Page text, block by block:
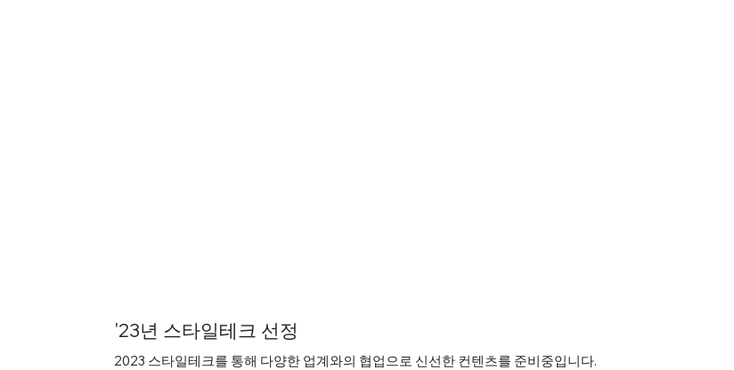
'23년 스타일테크 선정
2023 스타일테크를 통해 다양한 업계와의 협업으로 신선한 컨텐츠를 준비중입니다.